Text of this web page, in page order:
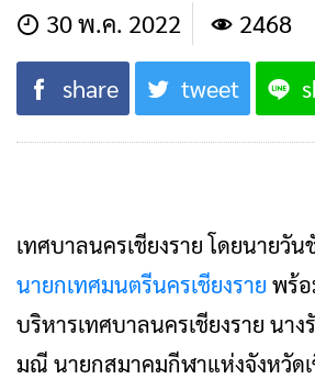
30 พ.ค. 2022 2468
share tweet
เทศบาลนครเชียงราย โดยนายวั
นายกเทศมนตรีนครเชียงราย พร้
บริหารเทศบาลนครเชียงราย นา
มณี นายกสมาคมกีฬาแห่งจังหวัดเ